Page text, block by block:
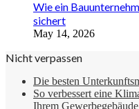
Wie ein
sichert
May 14, 2026
Nicht verpassen
Die besten
So verbessert eine
Ihrem Gewerbegebäude